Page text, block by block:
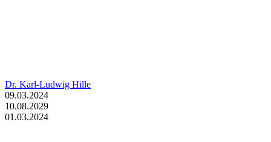
Dr. Karl-Ludwig Hille
09.03.2024
10.08.2029
01.03.2024